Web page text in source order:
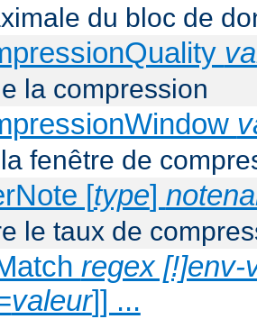
du bloc de
la compression
fenêtre de
[type]
le taux de
regex [!]env-
valeur]] ...